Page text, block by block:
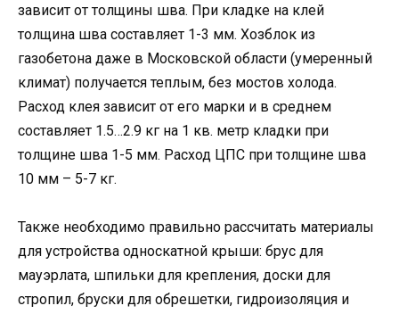
зависит от толщины шва. При кладке на клей
толщина шва составляет 1-3 мм. Хозблок из
газобетона даже в Московской области (умеренный
климат) получается теплым, без мостов холода.
Расход клея зависит от его марки и в среднем
составляет 1.5…2.9 кг на 1 кв. метр кладки при
толщине шва 1-5 мм. Расход ЦПС при толщине шва
10 мм – 5-7 кг.
Также необходимо правильно рассчитать материалы
для устройства односкатной крыши: брус для
мауэрлата, шпильки для крепления, доски для
стропил, бруски для обрешетки, гидроизоляция и